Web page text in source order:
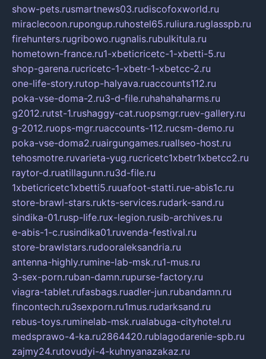
show-pets.rusmartnews03.rudiscofoxworld.ru
miraclecoon.rupongup.ruhostel65.ruliura.ruglasspb.ru
firehunters.rugribowo.rugnalis.rubulkitula.ru
hometown-france.ru1-xbeticricetc-1-xbetti-5.ru
shop-garena.rucricetc-1-xbetr-1-xbetcc-2.ru
one-life-story.rutop-halyava.ruaccounts112.ru
poka-vse-doma-2.ru3-d-file.ruhahahaharms.ru
g2012.rutst-1.rushaggy-cat.ruopsmgr.ruev-gallery.ru
g-2012.ruops-mgr.ruaccounts-112.rucsm-demo.ru
poka-vse-doma2.ruairgungames.ruallseo-host.ru
tehosmotre.ruvarieta-yug.rucricetc1xbetr1xbetcc2.ru
raytor-d.ruatillagunn.ru3d-file.ru
1xbeticricetc1xbetti5.ruuafoot-statti.rue-abis1c.ru
store-brawl-stars.rukts-services.rudark-sand.ru
sindika-01.rusp-life.rux-legion.rusib-archives.ru
e-abis-1-c.rusindika01.ruvenda-festival.ru
store-brawlstars.rudooraleksandria.ru
antenna-highly.rumine-lab-msk.ru1-mus.ru
3-sex-porn.ruban-damn.rupurse-factory.ru
viagra-tablet.rufasbags.ruadler-jun.rubandamn.ru
fincontech.ru3sexporn.ru1mus.rudarksand.ru
rebus-toys.ruminelab-msk.rualabuga-cityhotel.ru
medsprawo-4-ka.ru2864420.rublagodarenie-spb.ru
zajmy24.rutovudyi-4-kuhnyanazakaz.ru